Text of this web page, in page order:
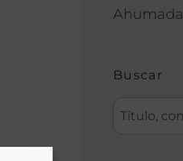
Ahumada
Buscar